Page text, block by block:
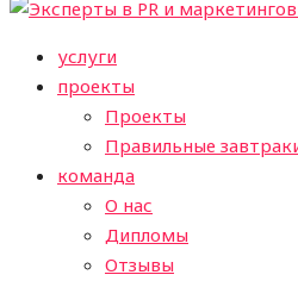
услуги
проекты
Проекты
Правильные
команда
О нас
Дипломы
Отзывы